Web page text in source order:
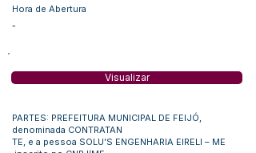
Hora de Abertura
-
Visualizar
PARTES: PREFEITURA MUNICIPAL DE FEIJÓ,
denominada CONTRATAN
TE, e a pessoa SOLU’S ENGENHARIA EIRELI – ME